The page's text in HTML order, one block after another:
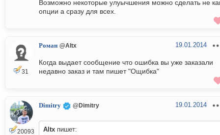
Возможно некоторые улуычшения можно сделать не
опции а сразу для всех.
31
Роман @Altx 19.01.2014
Когда выдает сообщение что ошибка вы уже заказали
недавно заказ и там пишет "Ощибка"
20093
Dimitry @Dimitry 19.01.2014
Altx пишет: